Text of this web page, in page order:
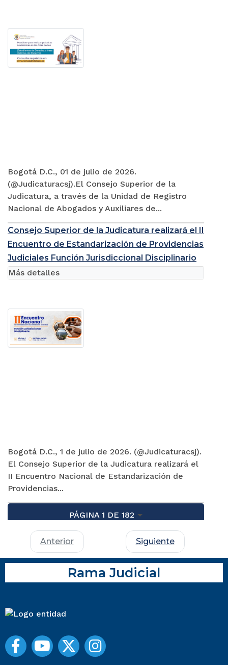
Bogotá D.C., 01 de julio de 2026.
(@Judicaturacsj).El Consejo Superior de la
Judicatura, a través de la Unidad de Registro
Nacional de Abogados y Auxiliares de...
Consejo Superior de la Judicatura realizará el II
Encuentro de Estandarización de Providencias
Judiciales Función Jurisdiccional Disciplinario
Bogotá D.C., 1 de julio de 2026. (@Judicaturacsj).
El Consejo Superior de la Judicatura realizará el
II Encuentro Nacional de Estandarización de
Providencias...
Más detalles
PÁGINA 1 DE 182
Anterior Siguiente
Rama Judicial